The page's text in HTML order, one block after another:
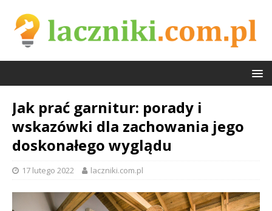
Jak prać garnitur: porady i
wskazówki dla zachowania jego
doskonałego wyglądu
17 lutego 2022 laczniki.com.pl